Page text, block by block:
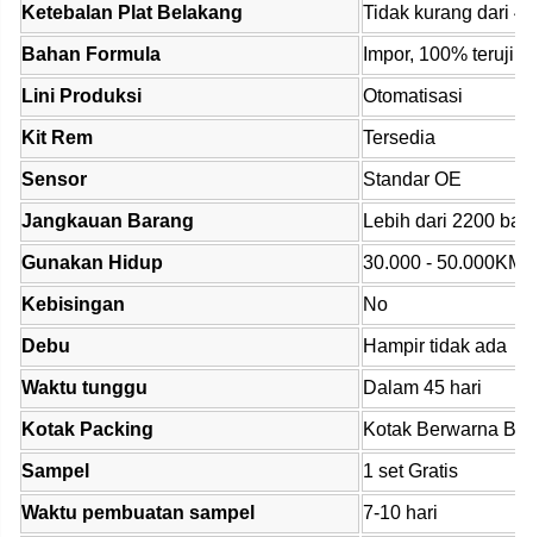
Ketebalan Plat Belakang Tidak kurang dari
Bahan Formula Impor, 100% teruji
Lini Produksi Otomatisasi
Kit Rem Tersedia
Sensor Standar OE
Jangkauan Barang Lebih dari 2200
Gunakan Hidup 30.000 -
Kebisingan No
Debu Hampir tidak ada
Waktu tunggu Dalam 45 hari
Kotak Packing Kotak Berwarna
Sampel 1 set Gratis
Waktu pembuatan sampel 7-10 hari